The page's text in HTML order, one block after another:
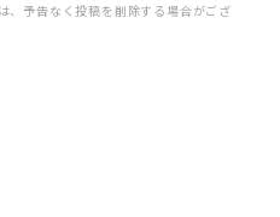
、予告なく投稿を削除する場合がござ